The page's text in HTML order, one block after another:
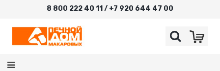
8 800 222 40 11 / +7 920 644 47 00